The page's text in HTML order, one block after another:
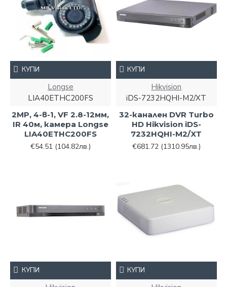
Longse
LIA40ETHC200FS
2MP, 4-в-1, VF 2.8-12мм,
IR 40м, камера Longse
LIA40ETHC200FS
€54.51 (104.82лв.)
КУПИ
Hikvision
iDS-7232HQHI-M2/XТ
32-канален DVR Turbo
HD Hikvision iDS-
7232HQHI-M2/XТ
€681.72 (1310.95лв.)
КУПИ
КУПИ КУПИ